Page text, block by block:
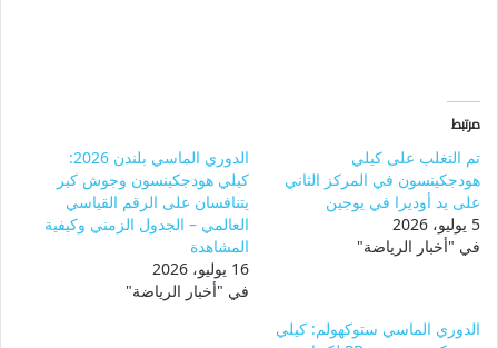
مرتبط
تم التغلب على كيلي
هودجكينسون في المركز الثاني
على يد أوديرا في يوجين
5 يوليو، 2026
في "أخبار الرياضة"
الدوري الماسي بلندن 2026:
كيلي هودجكينسون وجوش كير
يتنافسان على الرقم القياسي
العالمي – الجدول الزمني وكيفية
المشاهدة
16 يوليو، 2026
في "أخبار الرياضة"
الدوري الماسي ستوكهولم: كيلي